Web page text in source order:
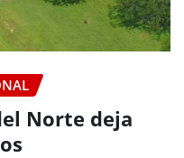
Norte deja